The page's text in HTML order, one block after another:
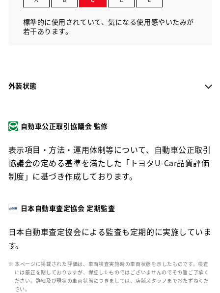
標準的に使用されていて、気になる使用感やいたみが
若干あります。
外装状態
自動車公正取引協議会 監修
表示項目・方法・運用体制等について、自動車公正取引
協議会の定める基準を満たした「トヨタU-Car品質評価
制度」に基づき作成しております。
日本自動車査定協会 定期監査
日本自動車査定協会による監査も定期的に実施していま
す。
※ 本ページに掲載された評価は、車両検査実施時の車両状態を示したものです。検査
には厳正を期しておりますが、保証したものではございませんのでその旨ご了承く
ださい。詳細及び現状の車両状態につきましては、店舗スタッフまでおたずねくだ
さい。